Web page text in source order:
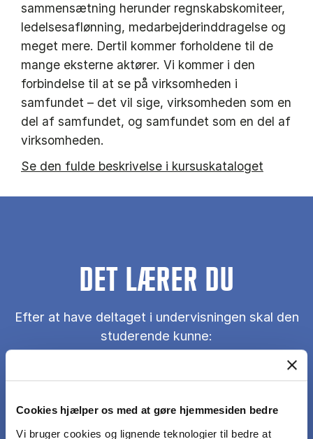
Cookies hjælper os med at gøre hjemmesiden bedre
Vi bruger cookies og lignende teknologier til bedre at
sammensætning herunder regnskabskomiteer,
ledelsesaflønning, medarbejderinddragelse og
meget mere. Dertil kommer forholdene til de
mange eksterne aktører. Vi kommer i den
forbindelse til at se på virksomheden i
samfundet – det vil sige, virksomheden som en
del af samfundet, og samfundet som en del af
virksomheden.
Se den fulde beskrivelse i kursuskataloget
DET LÆRER DU
Efter at have deltaget i undervisningen skal den
studerende kunne:
Forklare hvad formel og uformel corporate